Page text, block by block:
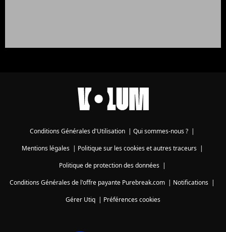
Conditions Générales d'Utilisation | Qui sommes-nous ? |
Mentions légales| Politique sur les cookies et autres traceurs|
Politique de protection des données|
Conditions Générales de l'offre payante Purebreak.com | Notifications |
Gérer Utiq | Préférences cookies